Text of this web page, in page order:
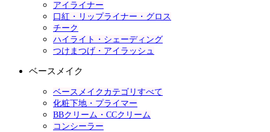
アイライナー
口紅・リップライナー・グロス
チーク
ハイライト・シェーディング
つけまつげ・アイラッシュ
ベースメイク
ベースメイクカテゴリすべて
化粧下地・プライマー
BBクリーム・CCクリーム
コンシーラー